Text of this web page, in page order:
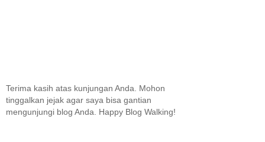
Terima kasih atas kunjungan Anda. Mohon
tinggalkan jejak agar saya bisa gantian
mengunjungi blog Anda. Happy Blog Walking!